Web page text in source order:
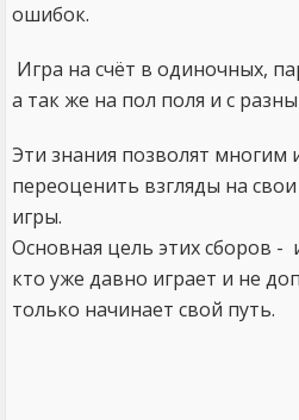
ошибок.
Игра на счёт в одиночных,
а так же на пол поля и с
Эти знания позволят многим
переоценить взгляды на
игры.
Основная цель этих сборов -
кто уже давно играет и не
только начинает свой путь.